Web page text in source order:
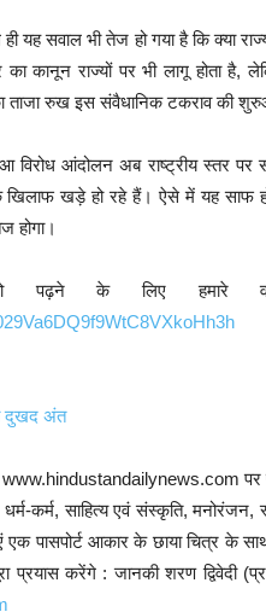
सवाल भी तेज हो गया है कि क्या
राज्यों पर भी लागू होता है,
रुख इस संवैधानिक टकराव की
आंदोलन अब राष्ट्रीय स्तर पर
खड़े हो रहे हैं। ऐसे में यह साफ
होगा।
पढ़ने के लिए हमारे
दुखद अंत
पर
कर्म, साहित्य एवं संस्कृति, मनोरंजन,
एक पासपोर्ट आकार के छाया चित्र के
करेंगे : जानकी शरण द्विवेदी